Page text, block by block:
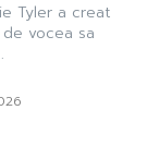
Tyler a creat
vocea sa